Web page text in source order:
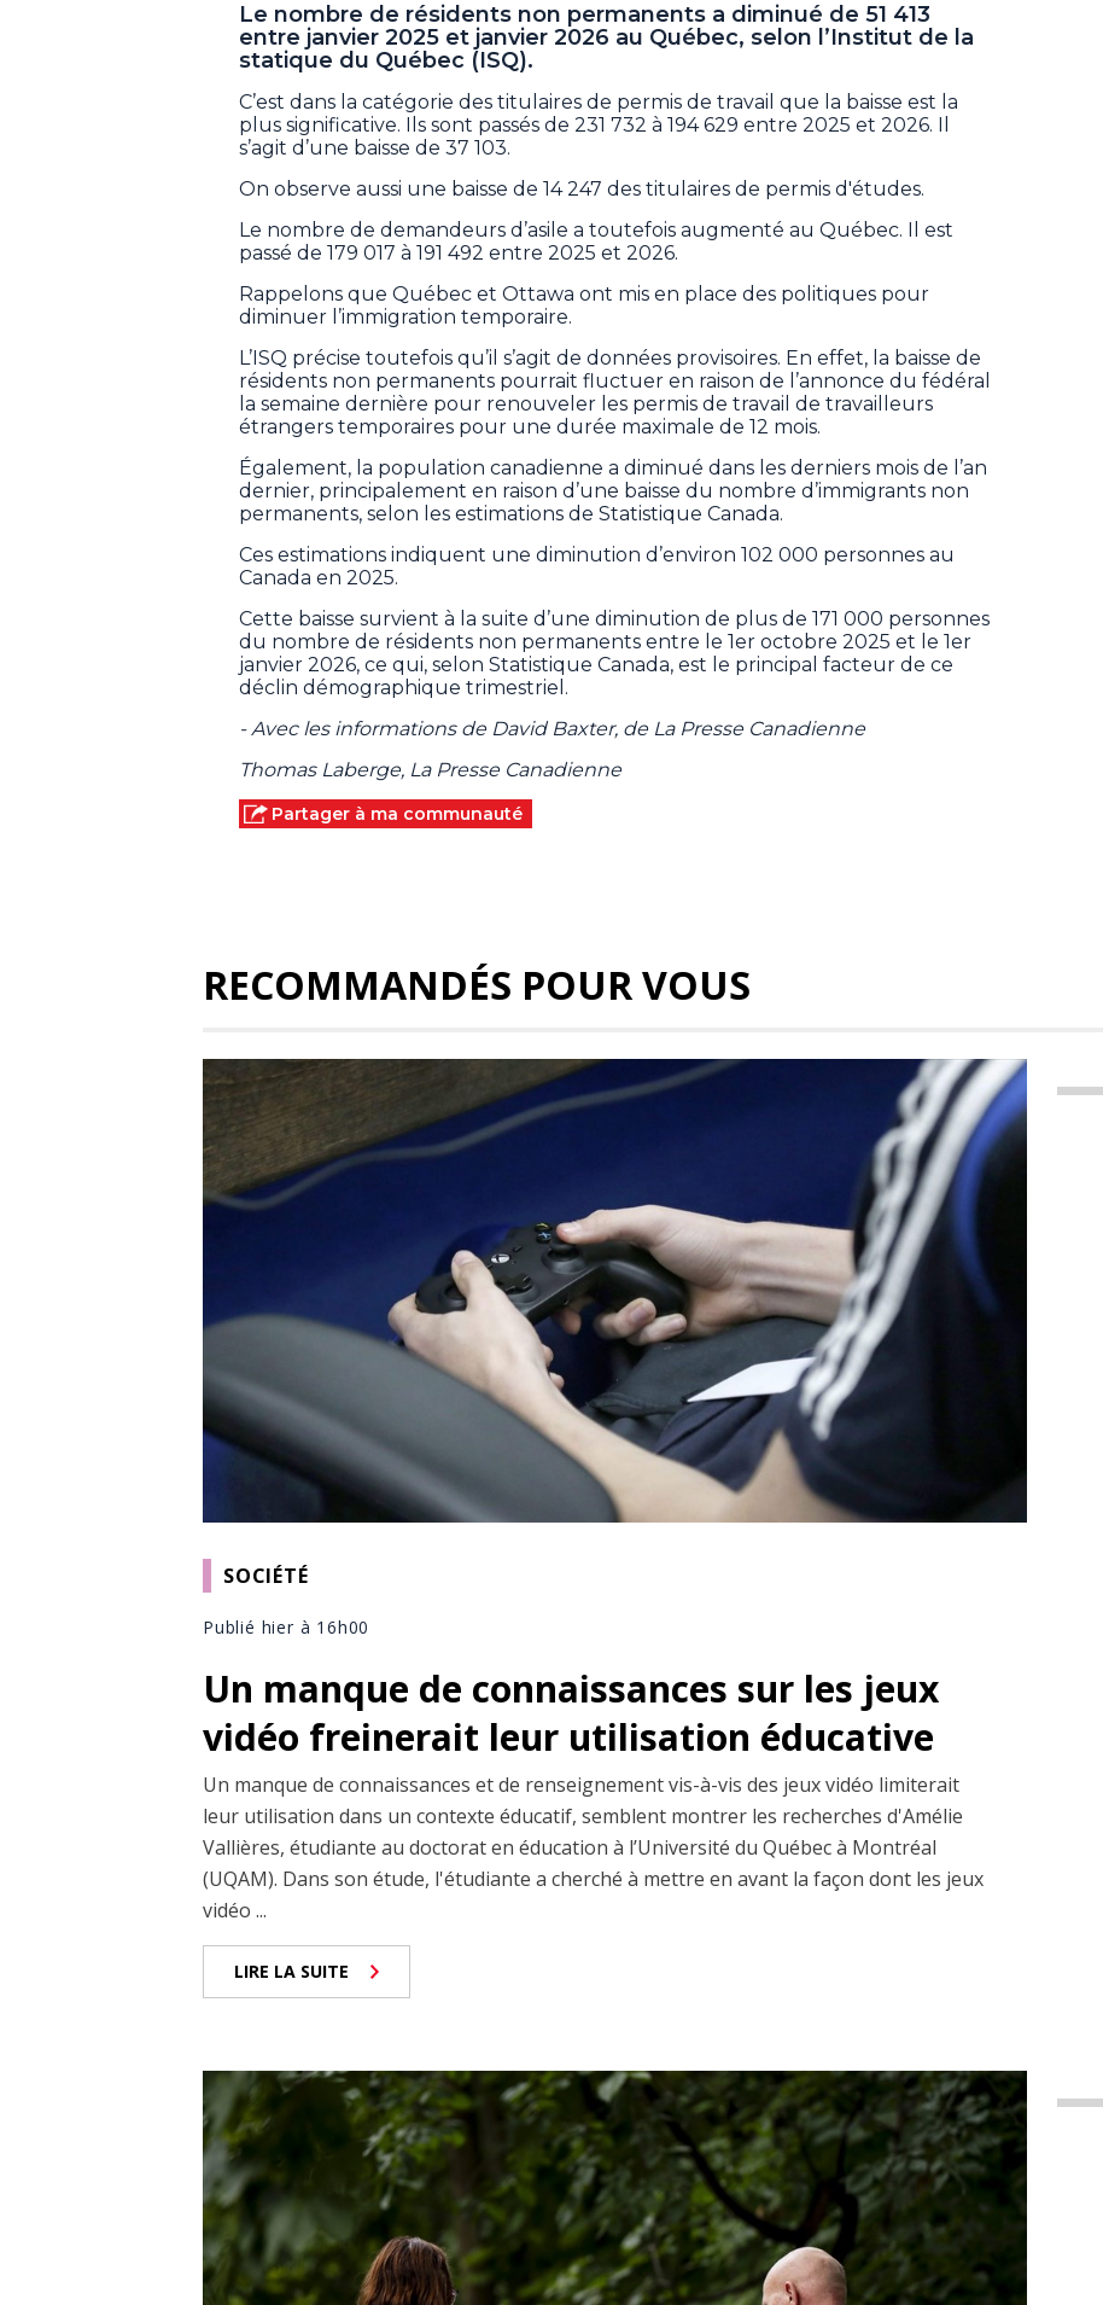
Le nombre de résidents non permanents a diminué de 51 413
entre janvier 2025 et janvier 2026 au Québec, selon l’Institut de la
statique du Québec (ISQ).
C’est dans la catégorie des titulaires de permis de travail que la baisse est la
plus significative. Ils sont passés de 231 732 à 194 629 entre 2025 et 2026. Il
s’agit d’une baisse de 37 103.
On observe aussi une baisse de 14 247 des titulaires de permis d'études.
Le nombre de demandeurs d’asile a toutefois augmenté au Québec. Il est
passé de 179 017 à 191 492 entre 2025 et 2026.
Rappelons que Québec et Ottawa ont mis en place des politiques pour
diminuer l’immigration temporaire.
L’ISQ précise toutefois qu’il s’agit de données provisoires. En effet, la baisse de
résidents non permanents pourrait fluctuer en raison de l’annonce du fédéral
la semaine dernière pour renouveler les permis de travail de travailleurs
étrangers temporaires pour une durée maximale de 12 mois.
Également, la population canadienne a diminué dans les derniers mois de l’an
dernier, principalement en raison d’une baisse du nombre d’immigrants non
permanents, selon les estimations de Statistique Canada.
Ces estimations indiquent une diminution d’environ 102 000 personnes au
Canada en 2025.
Cette baisse survient à la suite d’une diminution de plus de 171 000 personnes
du nombre de résidents non permanents entre le 1er octobre 2025 et le 1er
janvier 2026, ce qui, selon Statistique Canada, est le principal facteur de ce
déclin démographique trimestriel.
- Avec les informations de David Baxter, de La Presse Canadienne
Thomas Laberge, La Presse Canadienne
Partager à ma communauté
RECOMMANDÉS POUR VOUS
SOCIÉTÉ
Publié hier à 16h00
Un manque de connaissances sur les jeux
vidéo freinerait leur utilisation éducative
Un manque de connaissances et de renseignement vis-à-vis des jeux vidéo limiterait
leur utilisation dans un contexte éducatif, semblent montrer les recherches d'Amélie
Vallières, étudiante au doctorat en éducation à l’Université du Québec à Montréal
(UQAM). Dans son étude, l'étudiante a cherché à mettre en avant la façon dont les jeux
vidéo ...
LIRE LA SUITE